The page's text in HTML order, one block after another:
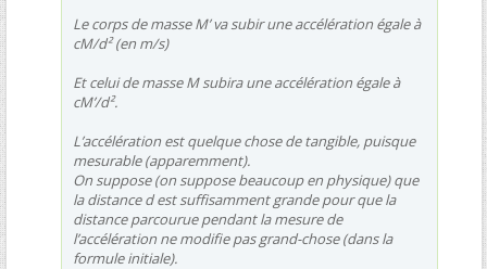
Le corps de masse M’ va subir une accélération égale à
cM/d² (en m/s)
Et celui de masse M subira une accélération égale à
cM’/d².
L’accélération est quelque chose de tangible, puisque
mesurable (apparemment).
On suppose (on suppose beaucoup en physique) que
la distance d est suffisamment grande pour que la
distance parcourue pendant la mesure de
l’accélération ne modifie pas grand-chose (dans la
formule initiale).